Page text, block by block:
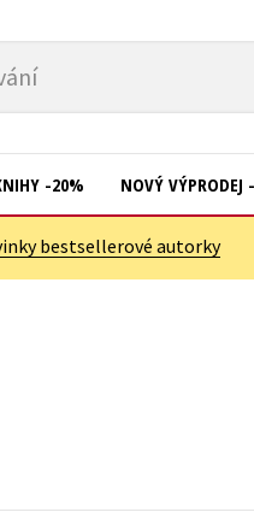
-20% NOVÝ VÝPRODEJ
bestsellerové autorky